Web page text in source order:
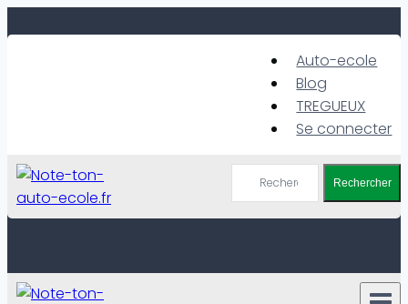
to
Auto-ecole
Blog
TREGUEUX
Se connecter
Rechercher